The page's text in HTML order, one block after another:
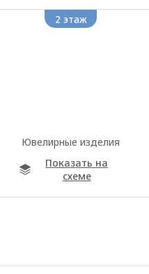
2 этаж
Ювелирные изделия
Показать на
схеме